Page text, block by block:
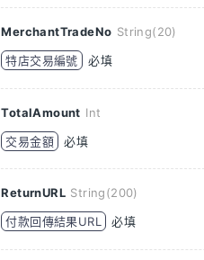
MerchantTradeNo String(20)
特店交易編號
必填
TotalAmount Int
交易金額
必填
ReturnURL String(200)
付款回傳結果URL
必填